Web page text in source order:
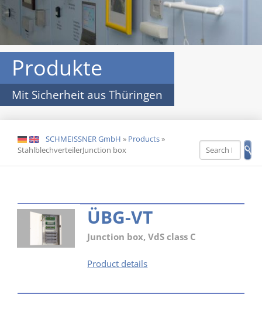
Produkte
Mit Sicherheit aus Thüringen
DE EN SCHMEISSNER GmbH » Products»
StahlblechverteilerJunction box
ÜBG-VT
Junction box, VdS class C
Product detailsÜBG-